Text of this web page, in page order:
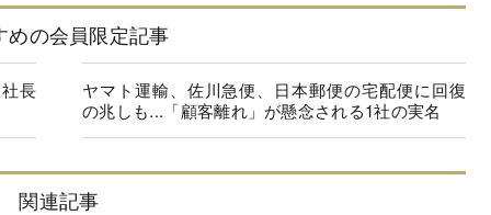
めの会員限定記事
長
ヤマト運輸、佐川急便、日本郵便の宅配便に回復
の兆しも...「顧客離れ」が懸念される1社の実名
関連記事